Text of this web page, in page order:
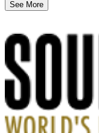
See More